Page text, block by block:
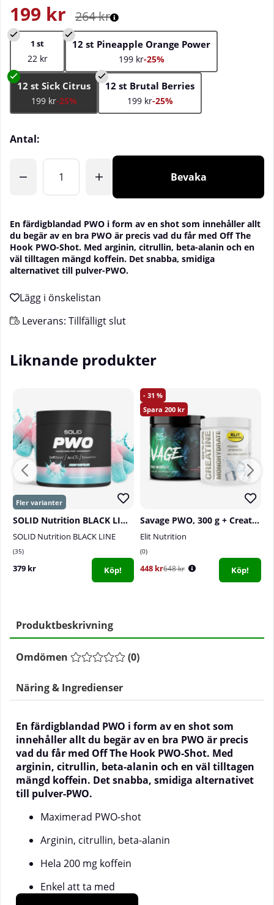
264kr
199 kr
1 st
22 kr
12 st Pineapple Orange Power
199 kr-25%
12 st Sick Citrus
199 kr-25%
12 st Brutal Berries
199 kr-25%
Antal:
Bevaka
En färdigblandad PWO i form av en shot som innehåller allt
du begär av en bra PWO är precis vad du får med Off The
Hook PWO-Shot. Med arginin, citrullin, beta-alanin och en
väl tilltagen mängd koffein. Det snabba, smidiga
alternativet till pulver-PWO.
Leverans: Tillfälligt slut
Liknande produkter
SOLID Nutrition BLACK LINE PWO, 400 g
SOLID Nutrition BLACK LINE
35
379 kr Köp!
31
200
Savage PWO, 300 g + Creatine Monohydrate, 300 g
Elit Nutrition
0
448 kr648 kr Köp!
Produktbeskrivning
Omdömen (0)
Näring & Ingredienser
En färdigblandad PWO i form av en shot som
innehåller allt du begär av en bra PWO är precis
vad du får med Off The Hook PWO-Shot. Med
arginin, citrullin, beta-alanin och en väl tilltagen
mängd koffein. Det snabba, smidiga alternativet
till pulver-PWO.
Maximerad PWO-shot
Arginin, citrullin, beta-alanin
Hela 200 mg koffein
Enkel att ta med